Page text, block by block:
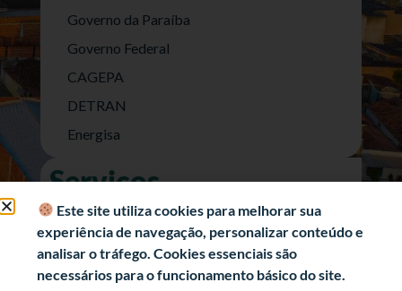
Governo da Paraíba
Governo Federal
CAGEPA
DETRAN
Energisa
Serviços
Nota Fiscal Eletrônica
e-SIC (Acesso a Informação)
Transparência Fiscal
Este site utiliza cookies para melhorar sua
experiência de navegação, personalizar conteúdo e
analisar o tráfego. Cookies essenciais são
necessários para o funcionamento básico do site.